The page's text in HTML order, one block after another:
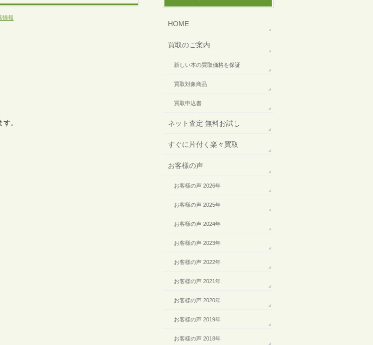
情報
。
HOME
買取のご案内
新しい本の買取価格を保証
買取対象商品
買取申込書
ネット査定 無料お試し
すぐに片付く楽々買取
お客様の声
お客様の声 2026年
お客様の声 2025年
お客様の声 2024年
お客様の声 2023年
お客様の声 2022年
お客様の声 2021年
お客様の声 2020年
お客様の声 2019年
お客様の声 2018年